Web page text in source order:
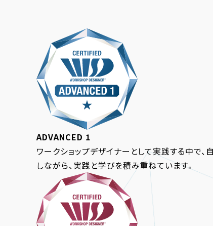
ADVANCED 1
ワークショップデザイナーとして実践する中で
しながら、実践と学びを積み重ねています。